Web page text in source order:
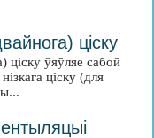
ціску
ціску ўяўляе сабой
ціску (для